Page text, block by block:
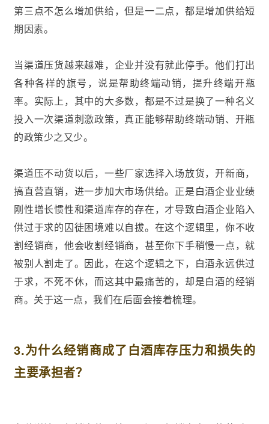
第三点不怎么增加供给，但是一二点，都是增加供给短
期因素。
当渠道压货越来越难，企业并没有就此停手。他们打出
各种各样的旗号，说是帮助终端动销，提升终端开瓶
率。实际上，其中的大多数，都是不过是换了一种名义
投入一次渠道刺激政策，真正能够帮助终端动销、开瓶
的政策少之又少。
渠道压不动货以后，一些厂家选择入场放货，开新商，
搞直营直销，进一步加大市场供给。正是白酒企业业绩
刚性增长惯性和渠道库存的存在，才导致白酒企业陷入
供过于求的囚徒困境难以自拔。在这个逻辑里，你不收
割经销商，他会收割经销商，甚至你下手稍慢一点，就
被别人割走了。因此，在这个逻辑之下，白酒永远供过
于求，不死不休，而这其中最痛苦的，却是白酒的经销
商。关于这一点，我们在后面会接着梳理。
3.为什么经销商成了白酒库存压力和损失的
主要承担者？